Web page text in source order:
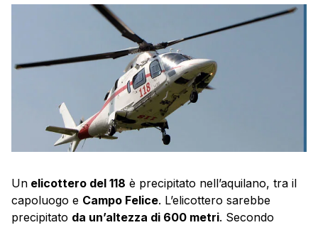
per via della nebbia ha avuto […]
Un elicottero del 118 è precipitato nell’aquilano, tra il
capoluogo e Campo Felice. L’elicottero sarebbe
precipitato da un’altezza di 600 metri. Secondo